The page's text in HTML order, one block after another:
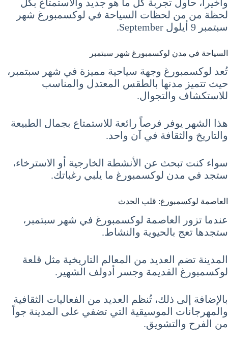
وأخيراً، حاول تجربة كل ما هو جديد والاستمتاع بكل
لحظة من من لحظات السياحة في لوكسمبورغ شهر
سبتمبر 9 أيلول September.
السياحة في مدن لوكسمبورغ شهر سبتمبر
تُعد لوكسمبورغ وجهة سياحية مميزة في شهر سبتمبر،
حيث تتميز مدنها بالطقس المعتدل والمناسب
للاستكشاف والتجوال.
هذا الشهر يوفر فرصاً رائعة للاستمتاع بجمال الطبيعة
والتاريخ والثقافة في آن واحد.
سواء كنت تبحث عن الأنشطة الخارجية أو الاسترخاء،
ستجد في مدن لوكسمبورغ ما يلبي رغباتك.
العاصمة لوكسمبورغ: قلب الحدث
عندما تزور العاصمة لوكسمبورغ في شهر سبتمبر،
ستجدها تعج بالحيوية والنشاط.
المدينة تضم العديد من المعالم التاريخية مثل قلعة
لوكسمبورغ القديمة وجسر أدولف الشهير.
بالإضافة إلى ذلك، تُنظم العديد من الفعاليات الثقافية
والمهرجانات الموسيقية التي تضفي على المدينة جواً
من الفرح والتشويق.